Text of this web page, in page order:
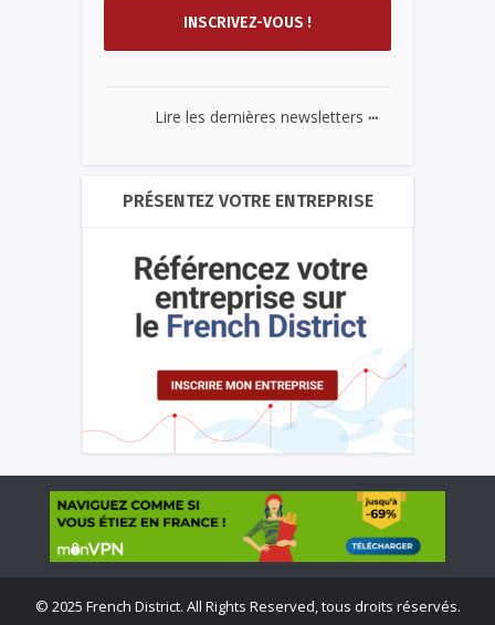
Lire les dernières newsletters ...
PRÉSENTEZ VOTRE ENTREPRISE
© 2025 French District. All Rights Reserved, tous droits réservés.